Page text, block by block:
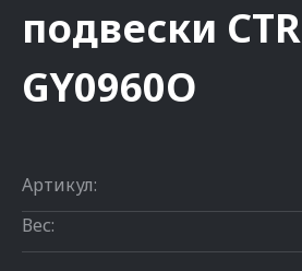
подвески CTR
GY0960O
Артикул:
Вес: